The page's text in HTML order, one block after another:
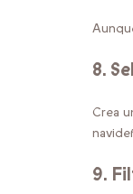
8.
Crea
9.